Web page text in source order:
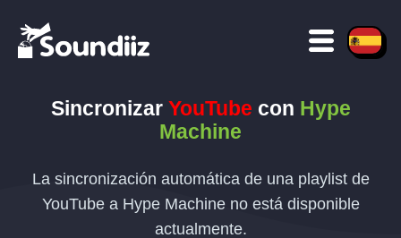
Sincronizar YouTube con Hype
Machine
La sincronización automática de una playlist de
YouTube a Hype Machine no está disponible
actualmente.